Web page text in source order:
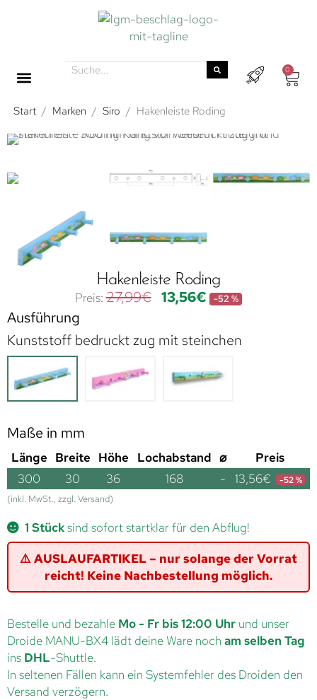
0
Start / Marken / Siro / Hakenleiste Roding
Hakenleiste Roding
27,99€ 13,56€ -52 %
Ausführung
Kunststoff bedruckt zug mit steinchen
Maße in mm
Länge Breite Höhe Lochabstand ⌀
Preis
300
30 36 168 - 13,56€ -52 %
(inkl. MwSt., zzgl. Versand)
1 Stücksind sofort startklar für den Abflug!
⚠️ AUSLAUFARTIKEL – nur solange der Vorrat
reicht! Keine Nachbestellung möglich.
Bestelle und bezahle Mo - Fr bis 12:00 Uhr und unser
Droide MANU-BX4 lädt deine Ware noch am selben Tag
ins DHL-Shuttle.
In seltenen Fällen kann ein Systemfehler des Droiden den
Versand verzögern.